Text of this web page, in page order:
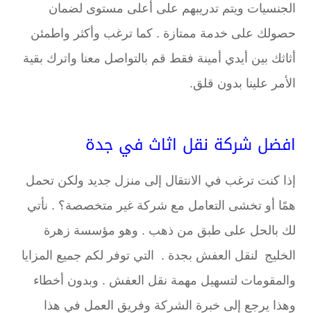
الجنسيات ويتم تدريبهم على أعلى مستوى لضمان
حصولك على خدمة ممتازة . كما ترغب وأكثر واطمئن
أثاثك بين أيدي أمينة فقط قم بالتواصل معنا واترك بقية
الأمر علينا بدون قلق.
افضل شركة نقل اثاث في جدة
إذا كنت ترغب في الانتقال إلى منزل جديد ولكن تحمل
همًا أو تخشى التعامل مع شركة غير متخصصة؟ . نأتي
لك بالحل على طبق من ذهب . وهو مؤسسة زهرة
الخليج لنقل العفش بجدة . التي توفر لكم جميع المزايا
والمقومات لتسهيل مهمة نقل العفش . وبدون أخطاء
وهذا يرجع إلى خبرة الشركة وفريق العمل في هذا